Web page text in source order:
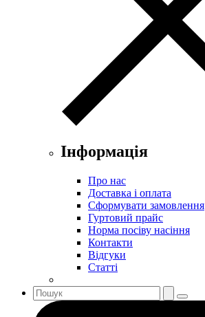
Інформація
Про нас
Доставка і оплата
Сформувати замовлення
Гуртовий прайс
Норма посіву насіння
Контакти
Відгуки
Статті